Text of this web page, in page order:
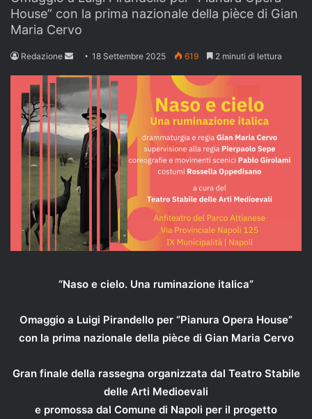
House” con la prima nazionale della pièce di Gian
Maria Cervo
Redazione
Send
email
18 Settembre 2025 619 2 minuti di lettura
“Naso e cielo. Una ruminazione italica”
Omaggio a Luigi Pirandello per “Pianura Opera House”
con la prima nazionale della pièce di Gian Maria Cervo
Gran finale della rassegna organizzata dal Teatro Stabile
delle Arti Medioevali
e promossa dal Comune di Napoli per il progetto